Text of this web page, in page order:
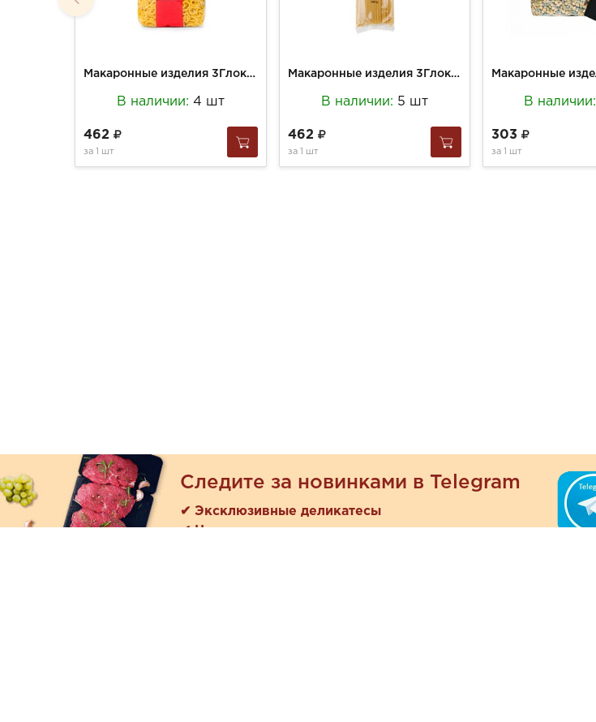
Макаронные изделия 3Глокен 500 мелкие рожки
В наличии: 4 шт
462
за 1 шт
Макаронные изделия 3Глокен 500г спагетти
В наличии: 5 шт
462
за 1 шт
В наличии:
303
за 1 шт
Следите за новинками в Telegram
✔ Эксклюзивные деликатесы
✔ Новые поступления